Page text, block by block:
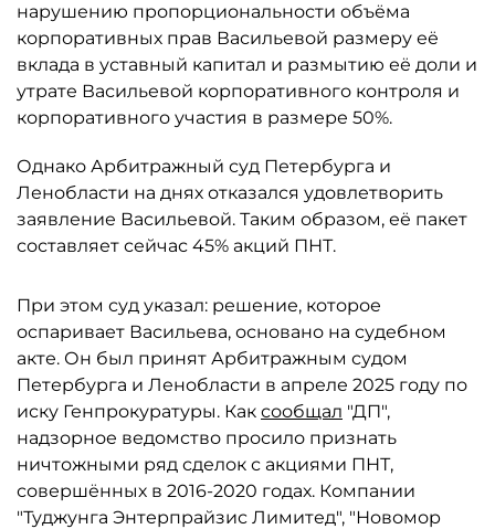
нарушению пропорциональности объёма
корпоративных прав Васильевой размеру её
вклада в уставный капитал и размытию её доли и
утрате Васильевой корпоративного контроля и
корпоративного участия в размере 50%.
Однако Арбитражный суд Петербурга и
Ленобласти на днях отказался удовлетворить
заявление Васильевой. Таким образом, её пакет
составляет сейчас 45% акций ПНТ.
При этом суд указал: решение, которое
оспаривает Васильева, основано на судебном
акте. Он был принят Арбитражным судом
Петербурга и Ленобласти в апреле 2025 году по
иску Генпрокуратуры. Как сообщал "ДП",
надзорное ведомство просило признать
ничтожными ряд сделок с акциями ПНТ,
совершённых в 2016-2020 годах. Компании
"Туджунга Энтерпрайзис Лимитед", "Новомор